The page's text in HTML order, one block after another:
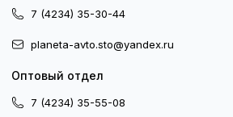
7 (4234) 35-30-44
planeta-avto.sto@yandex.ru
Оптовый отдел
7 (4234) 35-55-08